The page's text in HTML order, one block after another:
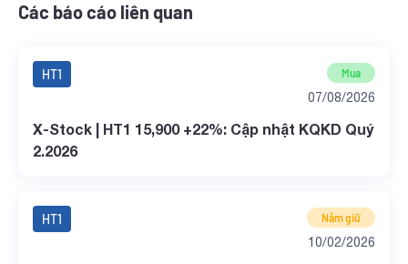
Các báo cáo liên quan
HT1 Mua
07/08/2026
X-Stock | HT1 15,900 +22%: Cập nhật KQKD Quý
2.2026
HT1 Nắm giữ
10/02/2026